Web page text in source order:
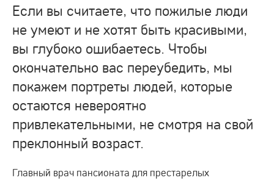
Если вы считаете, что пожилые люди
не умеют и не хотят быть красивыми,
вы глубоко ошибаетесь. Чтобы
окончательно вас переубедить, мы
покажем портреты людей, которые
остаются невероятно
привлекательными, не смотря на свой
преклонный возраст.
Главный врач пансионата для престарелых